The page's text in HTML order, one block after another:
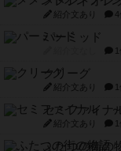
紹介文あり
パーミッド
クリーグ
紹介文あり
セミファイナ
紹介文あり
ふたつの街の